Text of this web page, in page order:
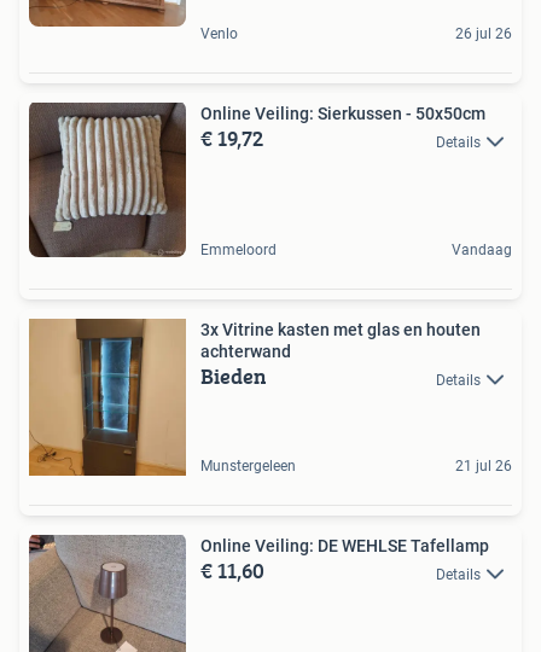
Venlo 26 jul 26
Online Veiling: Sierkussen - 50x50cm
€ 19,72 Details
Emmeloord Vandaag
3x Vitrine kasten met glas en houten
achterwand
Bieden Details
Munstergeleen 21 jul 26
Online Veiling: DE WEHLSE Tafellamp
€ 11,60 Details